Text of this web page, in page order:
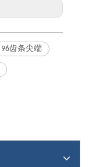
96齿条尖端